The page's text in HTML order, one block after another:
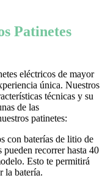
Patinetes
eléctricos de mayor
única. Nuestros
técnicas y su
de las
patinetes:
con baterías de litio de
pueden recorrer hasta 40
Esto te permitirá
la batería.